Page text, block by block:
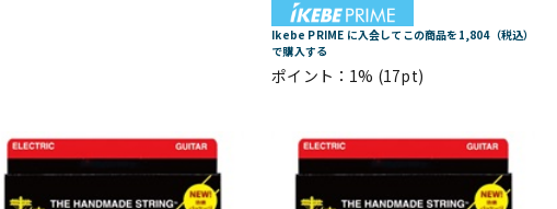
Ikebe PRIME に入会してこの商品を1,804（税込）
で購入する
ポイント：1% (17pt)